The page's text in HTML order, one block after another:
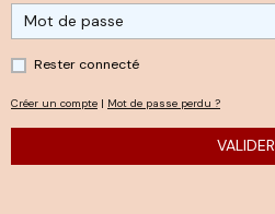
Rester connecté
Créer un compte | Mot de passe perdu ?
VALIDER